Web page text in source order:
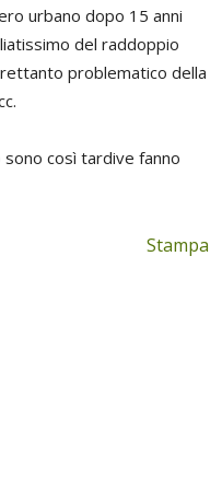
urbano dopo 15 anni
del raddoppio
problematico della
sono così tardive fanno
Stampa